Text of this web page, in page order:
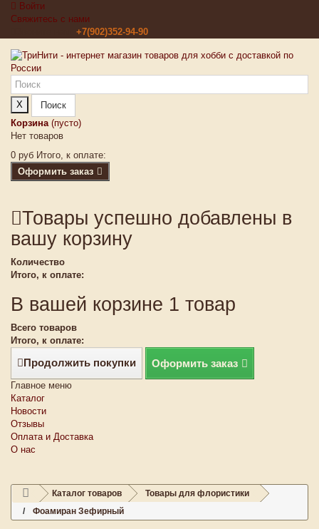
Войти
Свяжитесь с нами
+7(902)352-94-90
X
Поиск
Корзина (пусто)
Нет товаров
0 руб Итого, к оплате:
Оформить заказ
Товары успешно добавлены в
вашу корзину
Количество
Итого, к оплате:
В вашей корзине 1 товар
Всего товаров
Итого, к оплате:
Продолжить покупки Оформить заказ
Главное меню
Каталог
Новости
Отзывы
Оплата и Доставка
О нас
Каталог товаров
Товары для флористики
Фоамиран Зефирный